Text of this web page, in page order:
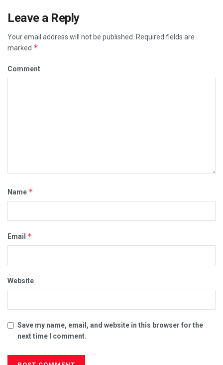
Leave a Reply
Your email address will not be published.
Required fields are
marked *
Comment
Name *
Email *
Website
Save my name, email, and website in this browser for the
next time I comment.